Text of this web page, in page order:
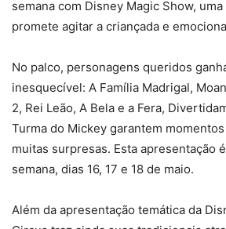
semana com Disney Magic Show,
promete agitar a criançada e
No palco, personagens queridos
inesquecível: A Família Madrigal,
2, Rei Leão, A Bela e a Fera,
Turma do Mickey garantem
muitas surpresas. Esta apresentação
semana, dias 16, 17 e 18 de maio.
Além da apresentação temática da